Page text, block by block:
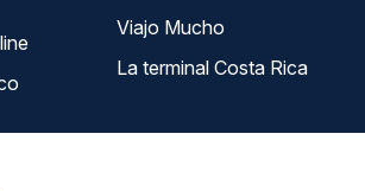
Online
Viajo Mucho
La terminal Costa Rica